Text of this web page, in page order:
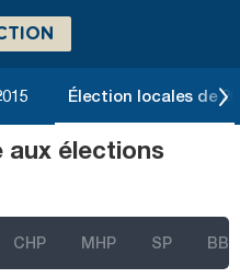
Élection locales de
aux élections
CHP MHP SP BBP